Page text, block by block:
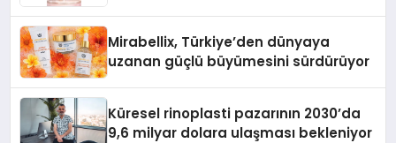
Mirabellix, Türkiye’den dünyaya
uzanan güçlü büyümesini sürdürüyor
Küresel rinoplasti pazarının 2030’da
9,6 milyar dolara ulaşması bekleniyor